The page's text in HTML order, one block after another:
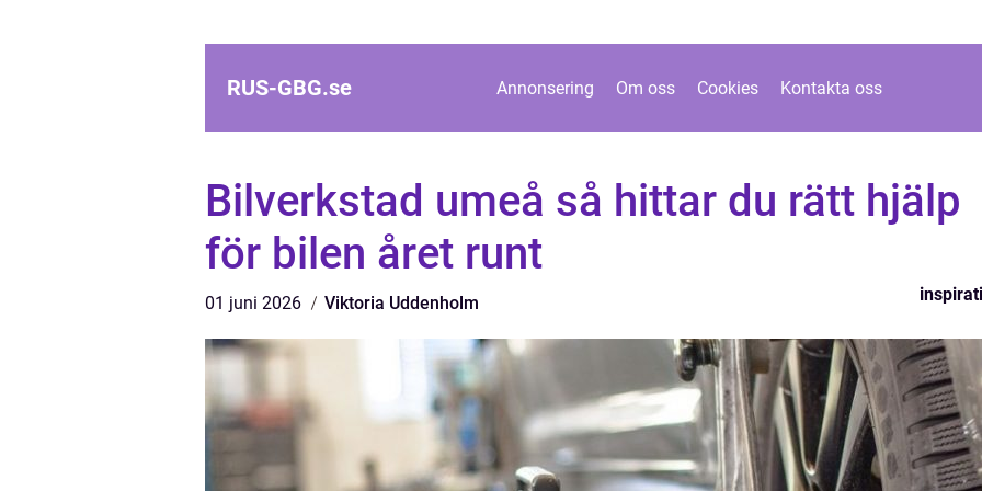
RUS-GBG.se Annonsering Om oss Cookies Kontakta oss
Bilverkstad umeå så hittar du rätt hjälp
för bilen året runt
01 juni 2026 Viktoria Uddenholm